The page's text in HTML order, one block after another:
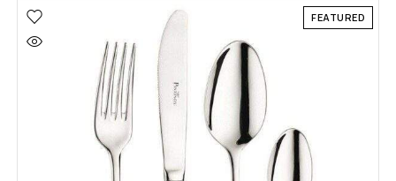
FEATURED